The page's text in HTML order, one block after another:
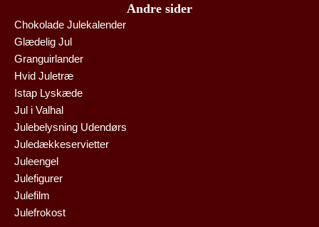
Andre sider
Chokolade Julekalender
Glædelig Jul
Granguirlander
Hvid Juletræ
Istap Lyskæde
Jul i Valhal
Julebelysning Udendørs
Juledækkeservietter
Juleengel
Julefigurer
Julefilm
Julefrokost